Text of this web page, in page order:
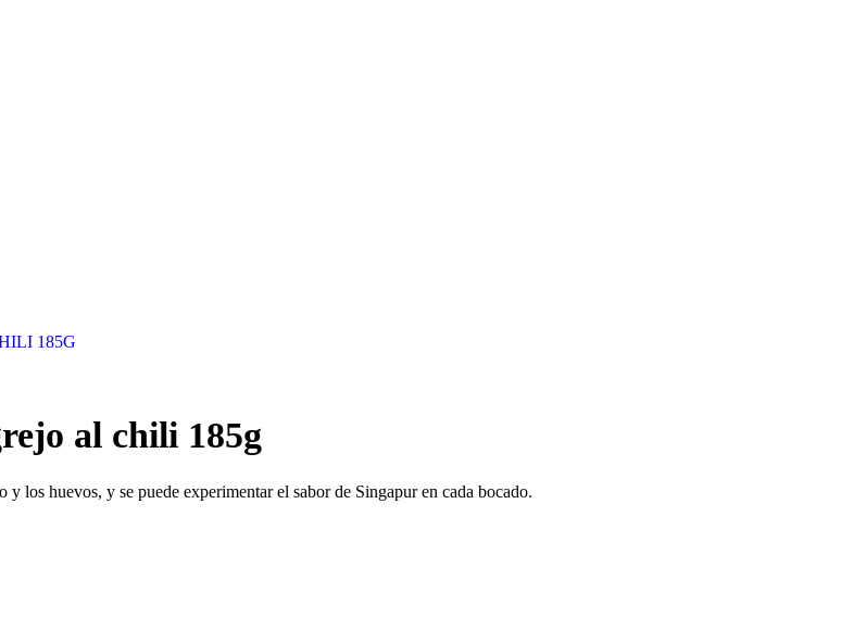
al chili 185g
los huevos, y se puede experimentar el sabor de Singapur en cada bocado.